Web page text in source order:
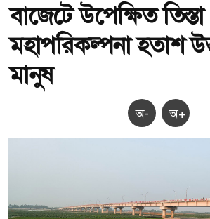
বাজেটে উপেক্ষিত তিস্তা
মহাপরিকল্পনা হতাশ
মানুষ
অ- অ+